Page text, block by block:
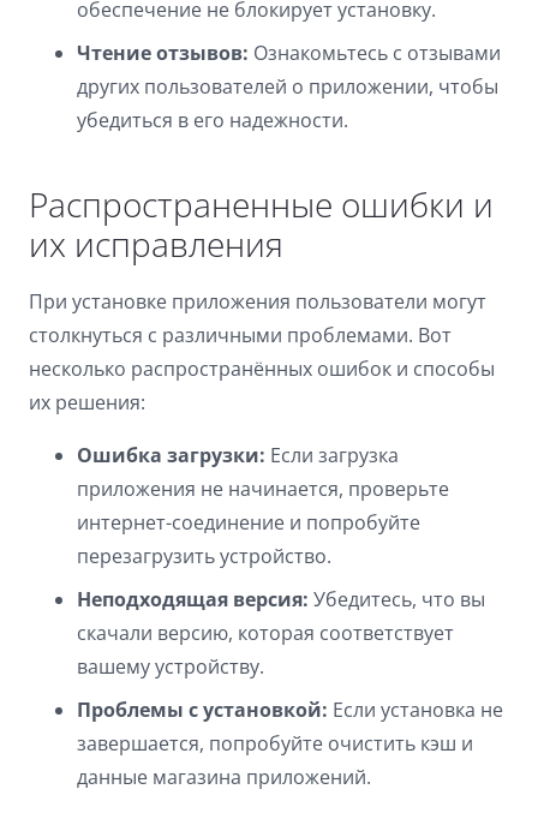
обеспечение не блокирует установку.
Чтение отзывов: Ознакомьтесь с отзывами
других пользователей о приложении, чтобы
убедиться в его надежности.
Распространенные ошибки и
их исправления
При установке приложения пользователи могут
столкнуться с различными проблемами. Вот
несколько распространённых ошибок и способы
их решения:
Ошибка загрузки: Если загрузка
приложения не начинается, проверьте
интернет-соединение и попробуйте
перезагрузить устройство.
Неподходящая версия: Убедитесь, что вы
скачали версию, которая соответствует
вашему устройству.
Проблемы с установкой: Если установка не
завершается, попробуйте очистить кэш и
данные магазина приложений.